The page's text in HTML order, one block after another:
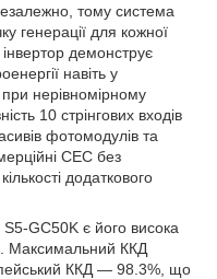
тому система
генерації для кожної
демонструє
навіть у
нерівномірному
10 стрінгових входів
фотомодулів та
СЕС без
додаткового
S5-GC50K є його висока
Максимальний ККД
ККД — 98.3%, що